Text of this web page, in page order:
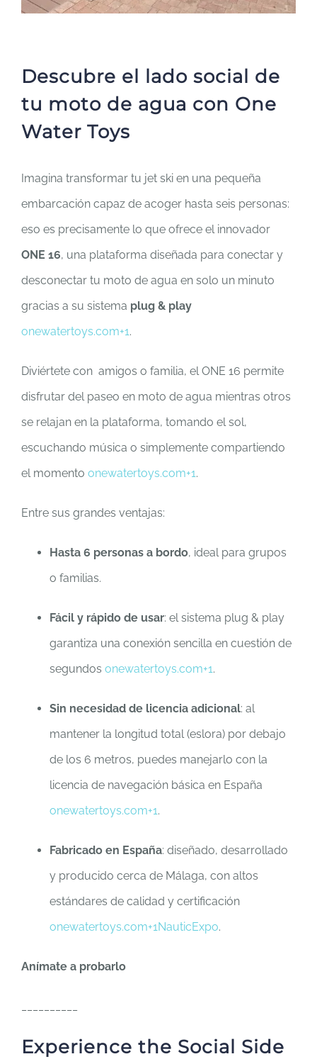
Descubre el lado social de
tu moto de agua con One
Water Toys
Imagina transformar tu jet ski en una pequeña
embarcación capaz de acoger hasta seis personas:
eso es precisamente lo que ofrece el innovador
ONE 16, una plataforma diseñada para conectar y
desconectar tu moto de agua en solo un minuto
gracias a su sistema plug & play
onewatertoys.com+1.
Diviértete con amigos o familia, el ONE 16 permite
disfrutar del paseo en moto de agua mientras otros
se relajan en la plataforma, tomando el sol,
escuchando música o simplemente compartiendo
el momento onewatertoys.com+1.
Entre sus grandes ventajas:
Hasta 6 personas a bordo, ideal para grupos
o familias.
Fácil y rápido de usar: el sistema plug & play
garantiza una conexión sencilla en cuestión de
segundos onewatertoys.com+1.
Sin necesidad de licencia adicional: al
mantener la longitud total (eslora) por debajo
de los 6 metros, puedes manejarlo con la
licencia de navegación básica en España
onewatertoys.com+1.
Fabricado en España: diseñado, desarrollado
y producido cerca de Málaga, con altos
estándares de calidad y certificación
onewatertoys.com+1NauticExpo.
Anímate a probarlo
Experience the Social Side